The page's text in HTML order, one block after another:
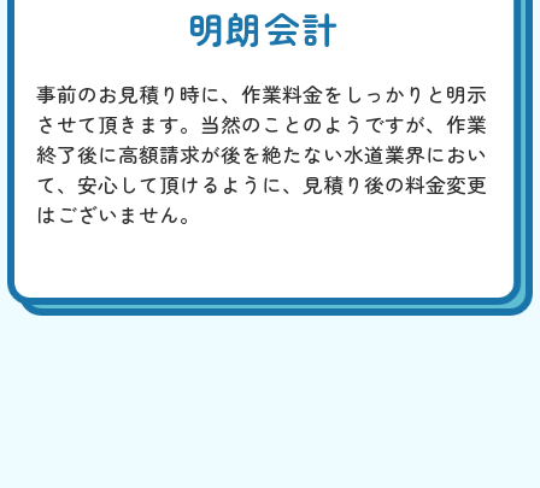
明朗会計
事前のお見積り時に、作業料金をしっかりと明示
させて頂きます。当然のことのようですが、作業
終了後に高額請求が後を絶たない水道業界におい
て、安心して頂けるように、見積り後の料金変更
はございません。